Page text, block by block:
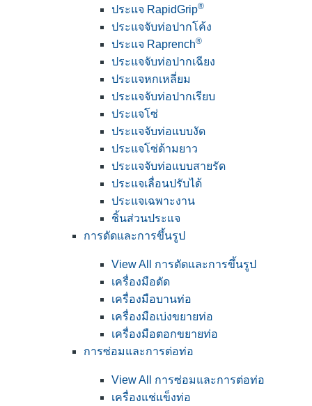
ประแจ RapidGrip®
ประแจจับท่อปากโค้ง
ประแจ Raprench®
ประแจจับท่อปากเฉียง
ประแจหกเหลี่ยม
ประแจจับท่อปากเรียบ
ประแจโซ่
ประแจจับท่อแบบงัด
ประแจโซ่ด้ามยาว
ประแจจับท่อแบบสายรัด
ประแจเลื่อนปรับได้
ประแจเฉพาะงาน
ชิ้นส่วนประแจ
การดัดและการขึ้นรูป
View All การดัดและการขึ้นรูป
เครื่องมือดัด
เครื่องมือบานท่อ
เครื่องมือเบ่งขยายท่อ
เครื่องมือตอกขยายท่อ
การซ่อมและการต่อท่อ
View All การซ่อมและการต่อท่อ
เครื่องแช่แข็งท่อ